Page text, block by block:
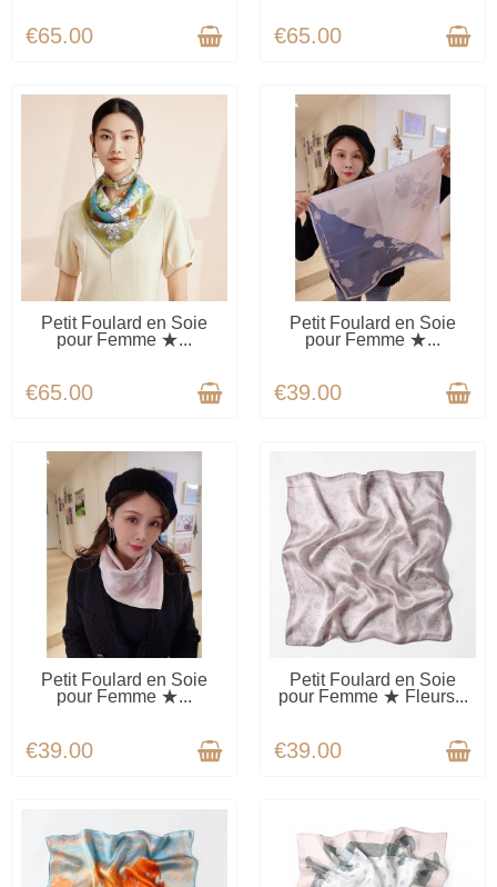
€65.00 €65.00
AVAILABLE
Petit Foulard en Soie
pour Femme ★...
€65.00
AVAILABLE
Petit Foulard en Soie
pour Femme ★...
€39.00
AVAILABLE
Petit Foulard en Soie
pour Femme ★...
€39.00
AVAILABLE
Petit Foulard en Soie
pour Femme ★ Fleurs...
€39.00